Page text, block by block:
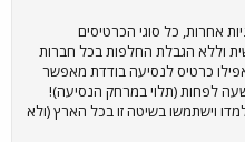
אחרות, כל סוגי הכרטיסים
וללא הגבלת החלפות בכל חברות
כרטיס לנסיעה בודדת מאפשר
לפחות (תלוי במרחק הנסיעה)!
וישתמשו בשיטה זו בכל הארץ (ולא